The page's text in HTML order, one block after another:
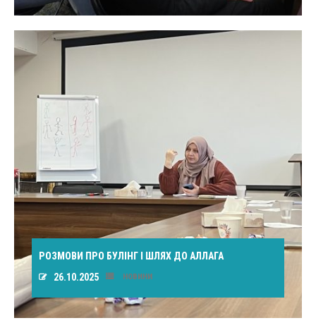
РОЗМОВИ ПРО БУЛІНГ І ШЛЯХ ДО АЛЛАГА
26.10.2025
НОВИНИ